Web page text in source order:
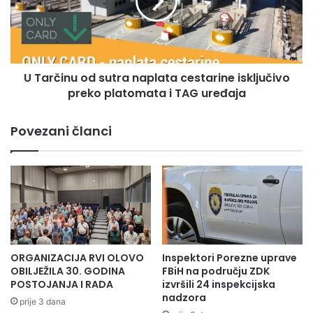
s
j
S
k
t
i
n
Z
D
K
č
i
o
r
a
n
a
t
a
c
e
s
U Tarčinu od sutra naplata cestarine isključivo
preko platomata i TAG uređaja
Povezani članci
ORGANIZACIJA RVI OLOVO
OBILJEŽILA 30. GODINA
POSTOJANJA I RADA
prije 3 dana
Inspektori Porezne uprave
FBiH na području ZDK
izvršili 24 inspekcijska
nadzora